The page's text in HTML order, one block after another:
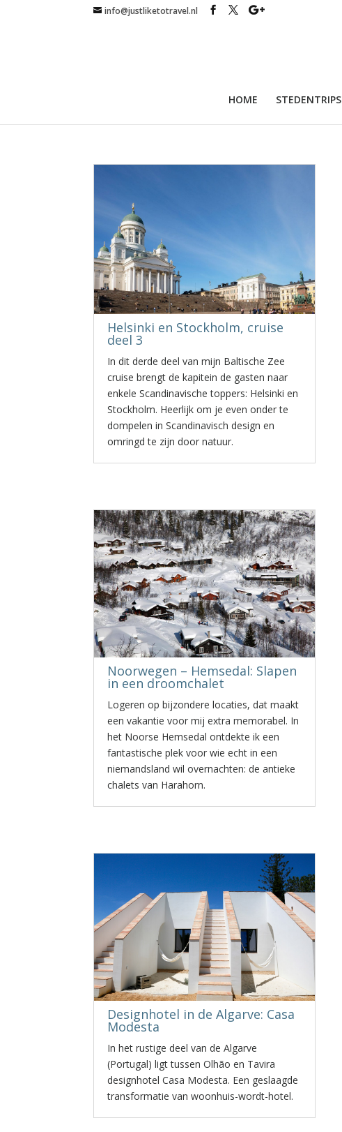
info@justliketotravel.nl
HOME STEDENTRIPS
Helsinki en Stockholm, cruise
deel 3
In dit derde deel van mijn Baltische Zee
cruise brengt de kapitein de gasten naar
enkele Scandinavische toppers: Helsinki en
Stockholm. Heerlijk om je even onder te
dompelen in Scandinavisch design en
omringd te zijn door natuur.
Noorwegen – Hemsedal: Slapen
in een droomchalet
Logeren op bijzondere locaties, dat maakt
een vakantie voor mij extra memorabel. In
het Noorse Hemsedal ontdekte ik een
fantastische plek voor wie echt in een
niemandsland wil overnachten: de antieke
chalets van Harahorn.
Designhotel in de Algarve: Casa
Modesta
In het rustige deel van de Algarve
(Portugal) ligt tussen Olhão en Tavira
designhotel Casa Modesta. Een geslaagde
transformatie van woonhuis-wordt-hotel.